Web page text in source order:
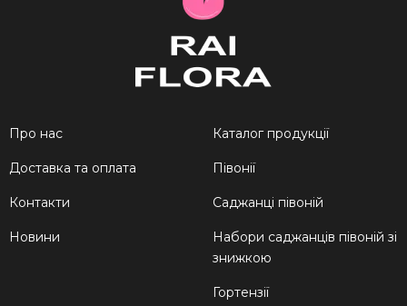
Про нас
Доставка та оплата
Контакти
Новини
Каталог продукції
Півонії
Саджанці півоній
Набори саджанців півоній зі
знижкою
Гортензії